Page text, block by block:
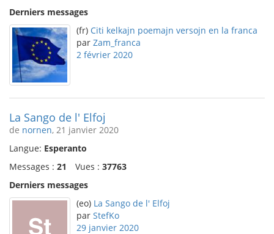
Derniers messages
(fr) Citi kelkajn poemajn versojn en la franca
par Zam_franca
2 février 2020
La Sango de l' Elfoj
de nornen, 21 janvier 2020
Langue: Esperanto
Messages : 21 Vues : 37763
Derniers messages
(eo) La Sango de l' Elfoj
par StefKo
29 janvier 2020